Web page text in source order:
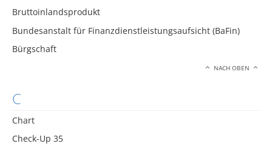
Bruttoinlandsprodukt
Bundesanstalt für Finanzdienstleistungsaufsicht (BaFin)
Bürgschaft
NACH OBEN
C
Chart
Check-Up 35